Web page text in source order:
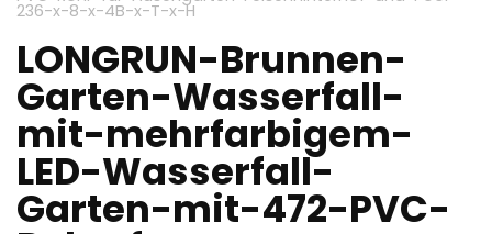
236-x-8-x-4B-x-T-x-H
LONGRUN-Brunnen-
Garten-Wasserfall-
mit-mehrfarbigem-
LED-Wasserfall-
Garten-mit-472-PVC-